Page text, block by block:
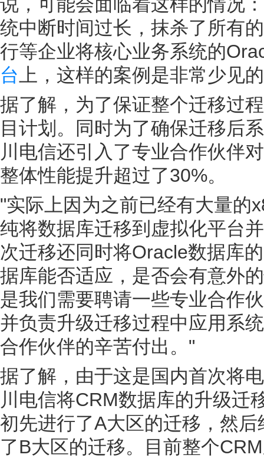
统中断时间过长，抹杀了所有
行等企业将核心业务系统的
台 上，这样的案例是非常少见
据了解，为了保证整个迁移过
目计划。同时为了确保迁移后
川电信还引入了专业合作伙伴
整体性能提升超过了30%。
"实际上因为之前已经有大量的
纯将数据库迁移到虚拟化平台
次迁移还同时将Oracle数据库
据库能否适应，是否会有意外
是我们需要聘请一些专业合作
并负责升级迁移过程中应用系
合作伙伴的辛苦付出。"
据了解，由于这是国内首次将
川电信将CRM数据库的升级迁
初先进行了A大区的迁移，然
了B大区的迁移。目前整个